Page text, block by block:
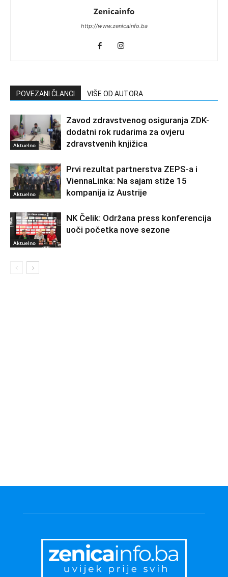
Zenicainfo
http://www.zenicainfo.ba
POVEZANI ČLANCI VIŠE OD AUTORA
Aktuelno
Zavod zdravstvenog osiguranja ZDK-
dodatni rok rudarima za ovjeru
zdravstvenih knjižica
Aktuelno
Prvi rezultat partnerstva ZEPS-a i
ViennaLinka: Na sajam stiže 15
kompanija iz Austrije
Aktuelno
NK Čelik: Održana press konferencija
uoči početka nove sezone